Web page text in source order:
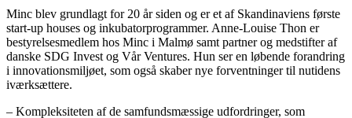
Minc blev grundlagt for 20 år siden og er et af Skandinaviens første
start-up houses og inkubatorprogrammer. Anne-Louise Thon er
bestyrelsesmedlem hos Minc i Malmø samt partner og medstifter af
danske SDG Invest og Vår Ventures. Hun ser en løbende forandring
i innovationsmiljøet, som også skaber nye forventninger til nutidens
iværksættere.
– Kompleksiteten af de samfundsmæssige udfordringer, som